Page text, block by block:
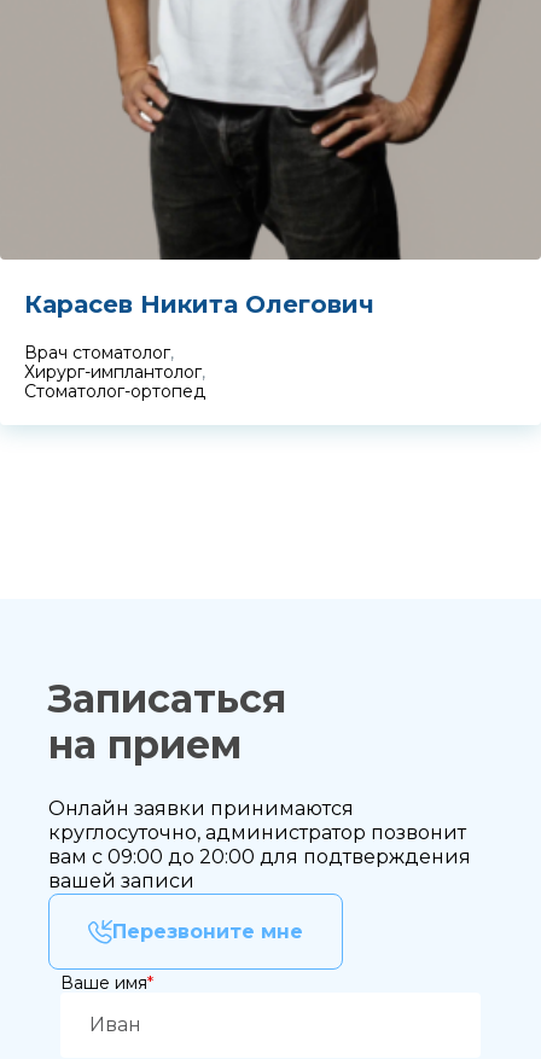
Карасев Никита Олегович
Врач стоматолог,
Хирург-имплантолог,
Стоматолог-ортопед
Записаться
на прием
Онлайн заявки принимаются
круглосуточно, администратор позвонит
вам с 09:00 до 20:00 для подтверждения
вашей записи
Перезвоните мне
Ваше имя*